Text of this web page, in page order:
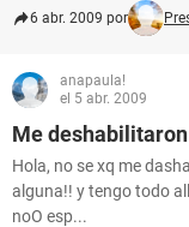
6 abr. 2009 por
anapaula!
el 5 abr. 2009
Me
Hola, no se xq me
alguna!! y tengo todo
noO esp...